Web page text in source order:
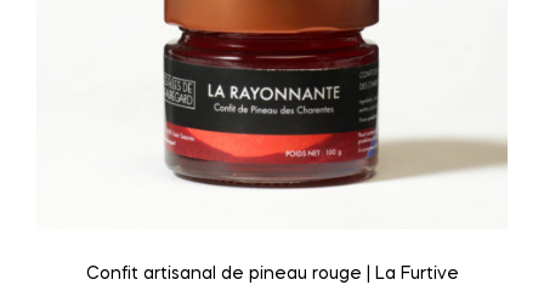
Confit artisanal de pineau rouge | La Furtive